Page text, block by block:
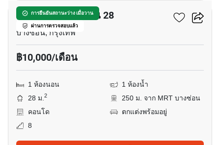
การยืนยันสถานะว่าง เมื่อวาน
ผ่านการตรวจสอบแล้ว
รีเจ้นท์โฮม บางซ่อน 28
บางซ่อน, กรุงเทพ
฿10,000/เดือน
1 ห้องนอน
1 ห้องน้ำ
28 ม.2
250 ม. จาก MRT บางซ่อน
คอนโด
ตกแต่งพร้อมอยู่
8